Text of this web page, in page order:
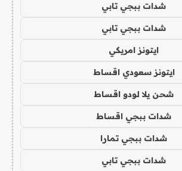
شدات ببجي تابي
شدات ببجي تابي
ايتونز امريكي
ايتونز سعودي اقساط
شحن يلا لودو اقساط
شدات ببجي اقساط
شدات ببجي تمارا
شدات ببجي تابي